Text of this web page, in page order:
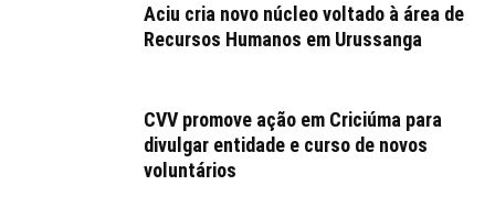
Aciu cria novo núcleo voltado à área de
Recursos Humanos em Urussanga
CVV promove ação em Criciúma para
divulgar entidade e curso de novos
voluntários